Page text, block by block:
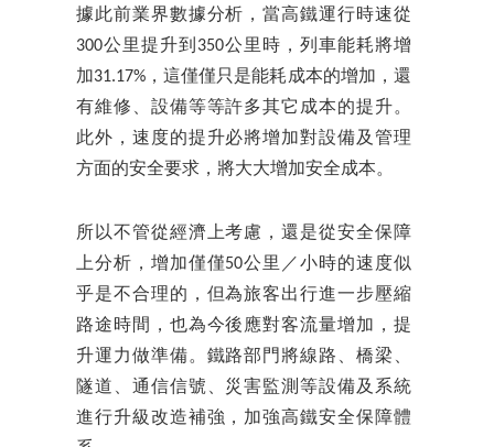
據此前業界數據分析，當高鐵運行時速從
300公里提升到350公里時，列車能耗將增
加31.17%，這僅僅只是能耗成本的增加，還
有維修、設備等等許多其它成本的提升。
此外，速度的提升必將增加對設備及管理
方面的安全要求，將大大增加安全成本。
所以不管從經濟上考慮，還是從安全保障
上分析，增加僅僅50公里／小時的速度似
乎是不合理的，但為旅客出行進一步壓縮
路途時間，也為今後應對客流量增加，提
升運力做準備。鐵路部門將線路、橋梁、
隧道、通信信號、災害監測等設備及系統
進行升級改造補強，加強高鐵安全保障體